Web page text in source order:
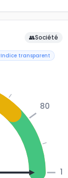
👥Société
Indice transparent
80
100